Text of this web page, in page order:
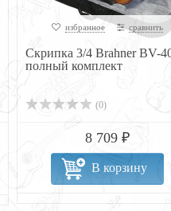
избранное сравнить
Скрипка 3/4 Brahner BV-
полный комплект
(0)
8 709 ₽
В корзину